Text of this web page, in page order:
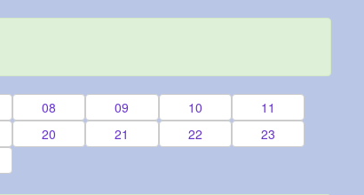
08 09 10
11
20 21 22
23